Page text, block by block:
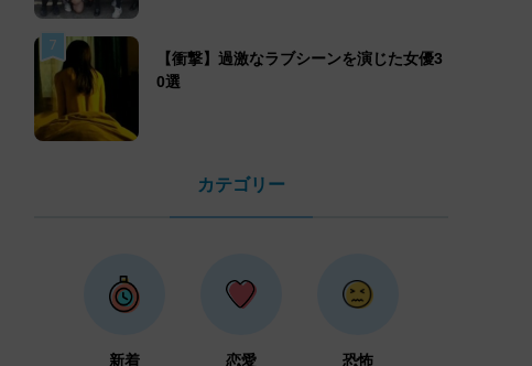
7
【衝撃】過激なラブシーンを演じた女優3
0選
カテゴリー
新着 恋愛 恐怖